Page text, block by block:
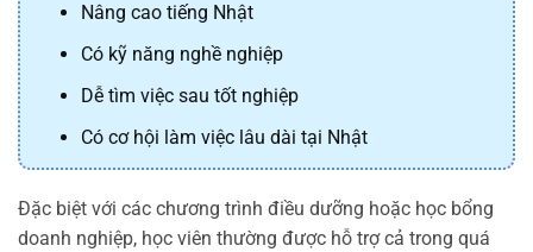
Nâng cao tiếng Nhật
Có kỹ năng nghề nghiệp
Dễ tìm việc sau tốt nghiệp
Có cơ hội làm việc lâu dài tại Nhật
Đặc biệt với các chương trình điều dưỡng hoặc học bổng
doanh nghiệp, học viên thường được hỗ trợ cả trong quá